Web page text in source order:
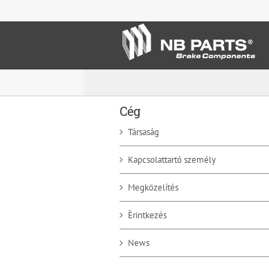
to
Cég
Társaság
Kapcsolattartó személy
Megközelítés
Èrintkezés
News